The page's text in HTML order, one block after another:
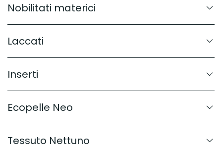
Nobilitati materici
Laccati
Inserti
Ecopelle Neo
Tessuto Nettuno